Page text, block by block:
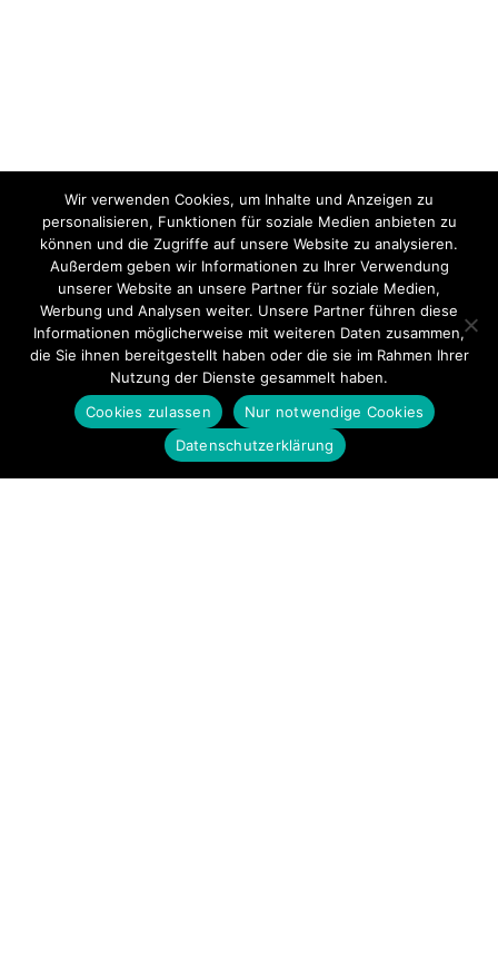
Wir verwenden Cookies, um Inhalte und Anzeigen zu
personalisieren, Funktionen für soziale Medien anbieten zu
können und die Zugriffe auf unsere Website zu analysieren.
Außerdem geben wir Informationen zu Ihrer Verwendung
unserer Website an unsere Partner für soziale Medien,
Werbung und Analysen weiter. Unsere Partner führen diese
Informationen möglicherweise mit weiteren Daten zusammen,
die Sie ihnen bereitgestellt haben oder die sie im Rahmen Ihrer
Nutzung der Dienste gesammelt haben.
Cookies zulassen
Nur notwendige Cookies
Datenschutzerklärung